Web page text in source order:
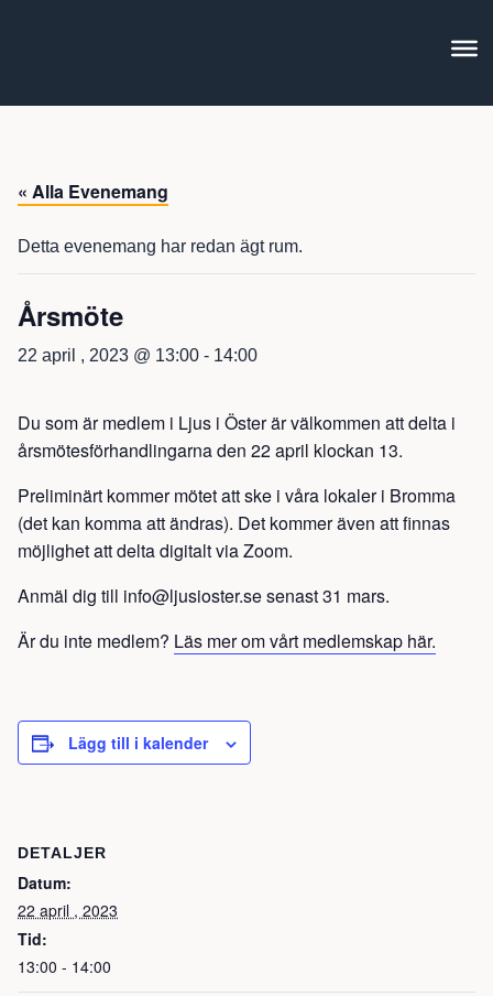
« Alla Evenemang
Detta evenemang har redan ägt rum.
Årsmöte
22 april , 2023 @ 13:00 - 14:00
Du som är medlem i Ljus i Öster är välkommen att delta i
årsmötesförhandlingarna den 22 april klockan 13.
Preliminärt kommer mötet att ske i våra lokaler i Bromma
(det kan komma att ändras). Det kommer även att finnas
möjlighet att delta digitalt via Zoom.
Anmäl dig till info@ljusioster.se senast 31 mars.
Är du inte medlem? Läs mer om vårt medlemskap här.
Lägg till i kalender
DETALJER
Datum:
22 april , 2023
Tid:
13:00 - 14:00